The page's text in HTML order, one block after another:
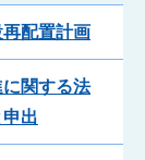
配置計画
関する法
出